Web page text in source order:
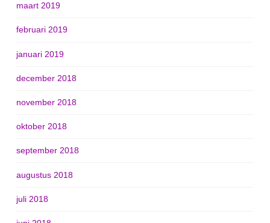
maart 2019
februari 2019
januari 2019
december 2018
november 2018
oktober 2018
september 2018
augustus 2018
juli 2018